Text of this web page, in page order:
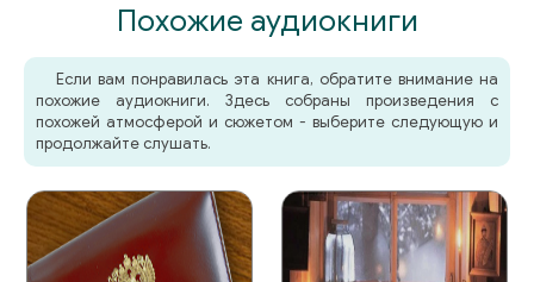
2_2_05
2_2_06
2_2_07
2_2_08
2_2_09
2_2_10
Похожие аудиокниги
Если вам понравилась эта книга, обратите внимание на
похожие аудиокниги. Здесь собраны произведения с
похожей атмосферой и сюжетом - выберите следующую и
продолжайте слушать.